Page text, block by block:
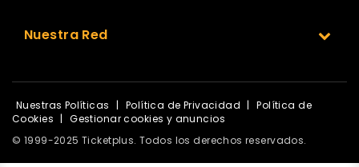
Nuestra Red
Nuestras Políticas | Política de Privacidad |
Política de
Cookies |
Gestionar cookies y anuncios
© 1999-2025 Ticketplus. Todos los derechos reservados.